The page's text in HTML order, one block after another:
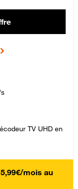
TV UHD en
mois au